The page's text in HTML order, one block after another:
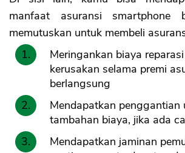
manfaat asuransi smartphone
memutuskan untuk membeli
Meringankan biaya
kerusakan selama premi
berlangsung
Mendapatkan penggantian
tambahan biaya, jika ada
Mendapatkan jaminan